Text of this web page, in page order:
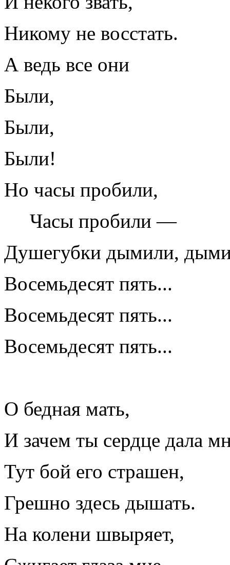
Никому не восстать.
А ведь все они
Были,
Были,
Были!
Но часы пробили,
Часы пробили —
Душегубки дымили,
Восемьдесят пять...
Восемьдесят пять...
Восемьдесят пять...
О бедная мать,
И зачем ты сердце дала
Тут бой его страшен,
Грешно здесь дышать.
На колени швыряет,